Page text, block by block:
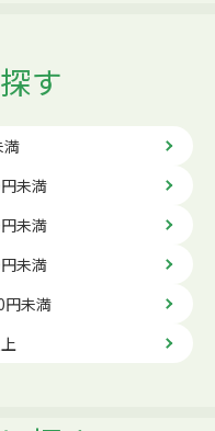
す
満
未満
未満
未満
円未満